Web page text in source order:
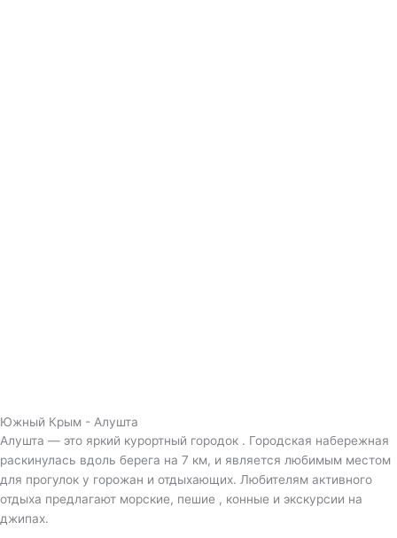
Южный Крым - Алушта
Алушта — это яркий курортный городок . Городская набережная
раскинулась вдоль берега на 7 км, и является любимым местом
для прогулок у горожан и отдыхающих. Любителям активного
отдыха предлагают морские, пешие , конные и экскурсии на
джипах.